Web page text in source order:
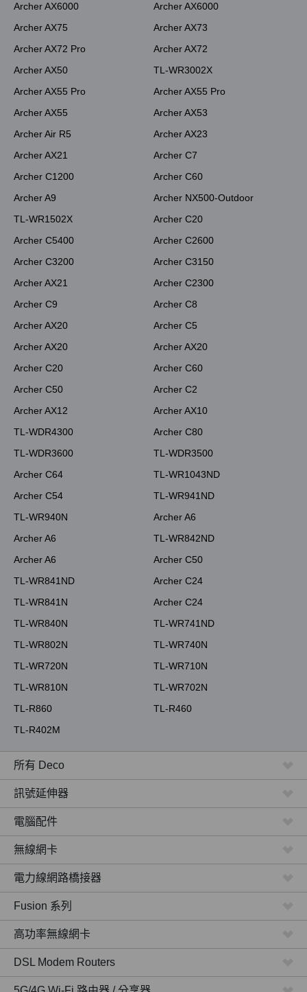
Archer AX6000
Archer AX6000
Archer AX75
Archer AX73
Archer AX72 Pro
Archer AX72
Archer AX50
TL-WR3002X
Archer AX55 Pro
Archer AX55 Pro
Archer AX55
Archer AX53
Archer Air R5
Archer AX23
Archer AX21
Archer C7
Archer C1200
Archer C60
Archer A9
Archer NX500-Outdoor
TL-WR1502X
Archer C20
Archer C5400
Archer C2600
Archer C3200
Archer C3150
Archer AX21
Archer C2300
Archer C9
Archer C8
Archer AX20
Archer C5
Archer AX20
Archer AX20
Archer C20
Archer C60
Archer C50
Archer C2
Archer AX12
Archer AX10
TL-WDR4300
Archer C80
TL-WDR3600
TL-WDR3500
Archer C64
TL-WR1043ND
Archer C54
TL-WR941ND
TL-WR940N
Archer A6
Archer A6
TL-WR842ND
Archer A6
Archer C50
TL-WR841ND
Archer C24
TL-WR841N
Archer C24
TL-WR840N
TL-WR741ND
TL-WR802N
TL-WR740N
TL-WR720N
TL-WR710N
TL-WR810N
TL-WR702N
TL-R860
TL-R460
TL-R402M
所有 Deco
訊號延伸器
電腦配件
無線網卡
電力線網路橋接器
Fusion 系列
高功率無線網卡
DSL Modem Routers